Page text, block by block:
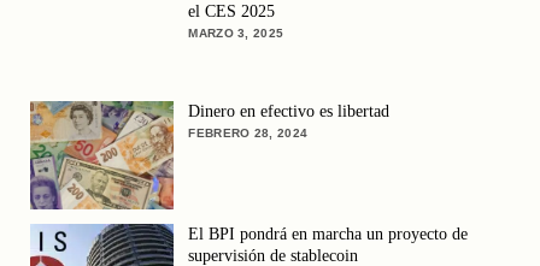
el CES 2025
MARZO 3, 2025
Dinero en efectivo es libertad
FEBRERO 28, 2024
El BPI pondrá en marcha un proyecto de
supervisión de stablecoin